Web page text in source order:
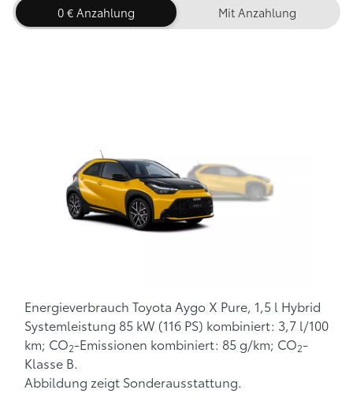
0 € Anzahlung Mit Anzahlung
Energieverbrauch Toyota Aygo X Pure, 1,5 l Hybrid
Systemleistung 85 kW (116 PS) kombiniert: 3,7 l/100
km; CO2-Emissionen kombiniert: 85 g/km; CO2-
Klasse B.
Abbildung zeigt Sonderausstattung.